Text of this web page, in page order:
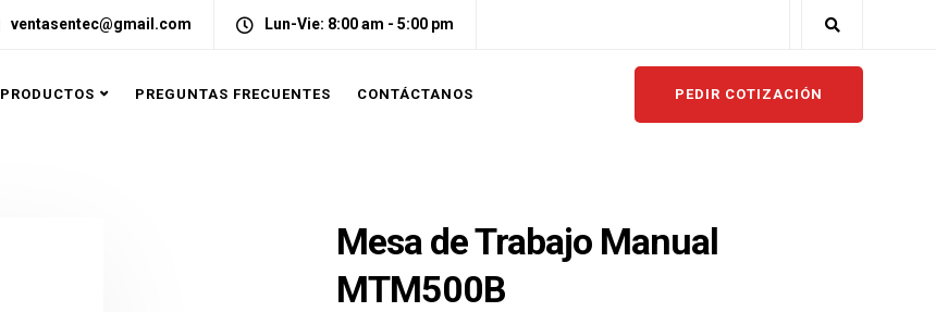
ventasentec@gmail.com Lun-Vie: 8:00 am - 5:00 pm
PRODUCTOS PREGUNTAS FRECUENTES CONTÁCTANOS PEDIR COTIZACIÓN
Mesa de Trabajo Manual
MTM500B